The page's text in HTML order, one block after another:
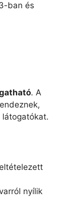
ban és
. A
látogatókat.
nyílik